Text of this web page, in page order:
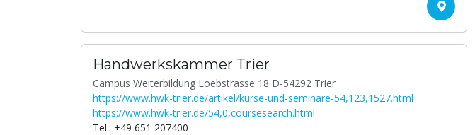
Handwerkskammer Trier
Campus Weiterbildung Loebstrasse 18 D-54292 Trier
https://www.hwk-trier.de/artikel/kurse-und-seminare-54,123,1527.html
https://www.hwk-trier.de/54,0,coursesearch.html
Tel.: +49 651 207400